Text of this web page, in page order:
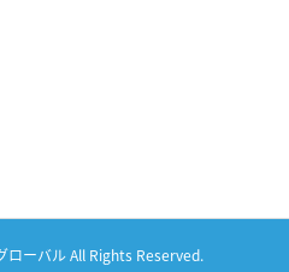
ーバル All Rights Reserved.